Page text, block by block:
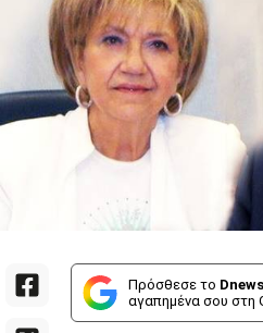
Πρόσθεσε το Dnews
αγαπημένα σου στη